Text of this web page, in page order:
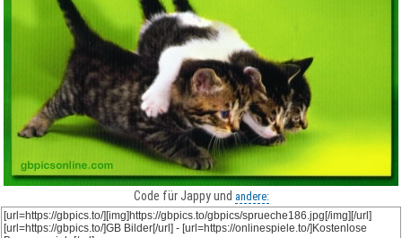
Code für Jappy und andere: